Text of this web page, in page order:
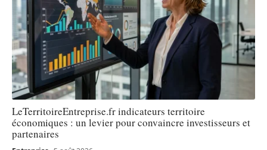
LeTerritoireEntreprise.fr indicateurs territoire
économiques : un levier pour convaincre investisseurs et
partenaires